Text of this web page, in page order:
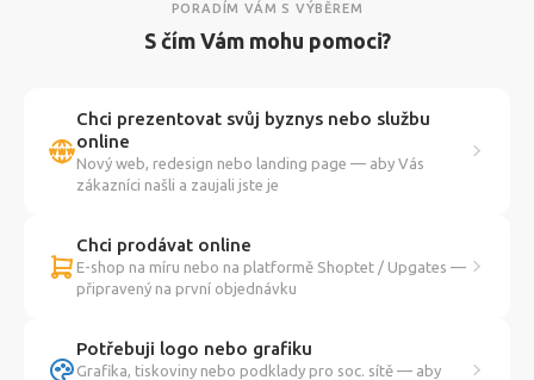
PORADÍM VÁM S VÝBĚREM
S čím Vám mohu pomoci?
Chci prezentovat svůj byznys nebo službu
online
Nový web, redesign nebo landing page — aby Vás
zákazníci našli a zaujali jste je
Chci prodávat online
E-shop na míru nebo na platformě Shoptet / Upgates —
připravený na první objednávku
Potřebuji logo nebo grafiku
Grafika, tiskoviny nebo podklady pro soc. sítě — aby